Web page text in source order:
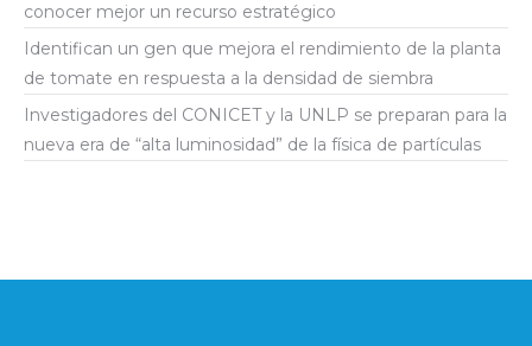
conocer mejor un recurso estratégico
Identifican un gen que mejora el rendimiento de la planta
de tomate en respuesta a la densidad de siembra
Investigadores del CONICET y la UNLP se preparan para la
nueva era de “alta luminosidad” de la física de partículas